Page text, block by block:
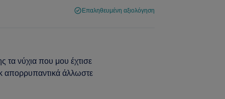
Επαληθευμένη αξιολόγηση
τα νύχια που μου έχτισε
απορρυπαντικά άλλωστε